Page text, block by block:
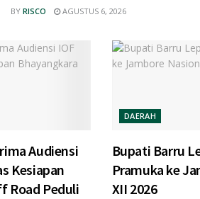
BY RISCO AGUSTUS 6, 2026
Audiensi
Kesiapan
Road Peduli
DAERAH
Bupati Barru
Pramuka ke
XII 2026